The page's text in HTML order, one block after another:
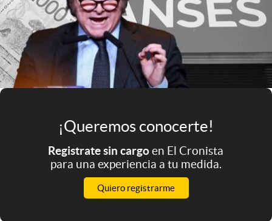
Mundial 2026
Eventos Corporativos
El Cronista Studio
Mediakit
¡Queremos conocerte!
Registrate sin cargoen El Cronista
para una experiencia a tu medida.
Quiero registrarme